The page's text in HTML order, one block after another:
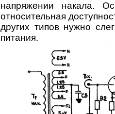
напряжении накала.
относительная
других типов нужно
питания.